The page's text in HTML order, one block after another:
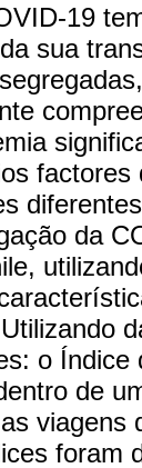
19
sua
da
o
de
foram